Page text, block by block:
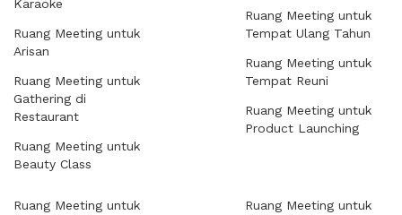
Karaoke
Ruang Meeting untuk
Arisan
Ruang Meeting untuk
Gathering di
Restaurant
Ruang Meeting untuk
Beauty Class
Ruang Meeting untuk
Tempat Ulang Tahun
Ruang Meeting untuk
Tempat Reuni
Ruang Meeting untuk
Product Launching
Ruang Meeting untuk
Ruang Meeting untuk